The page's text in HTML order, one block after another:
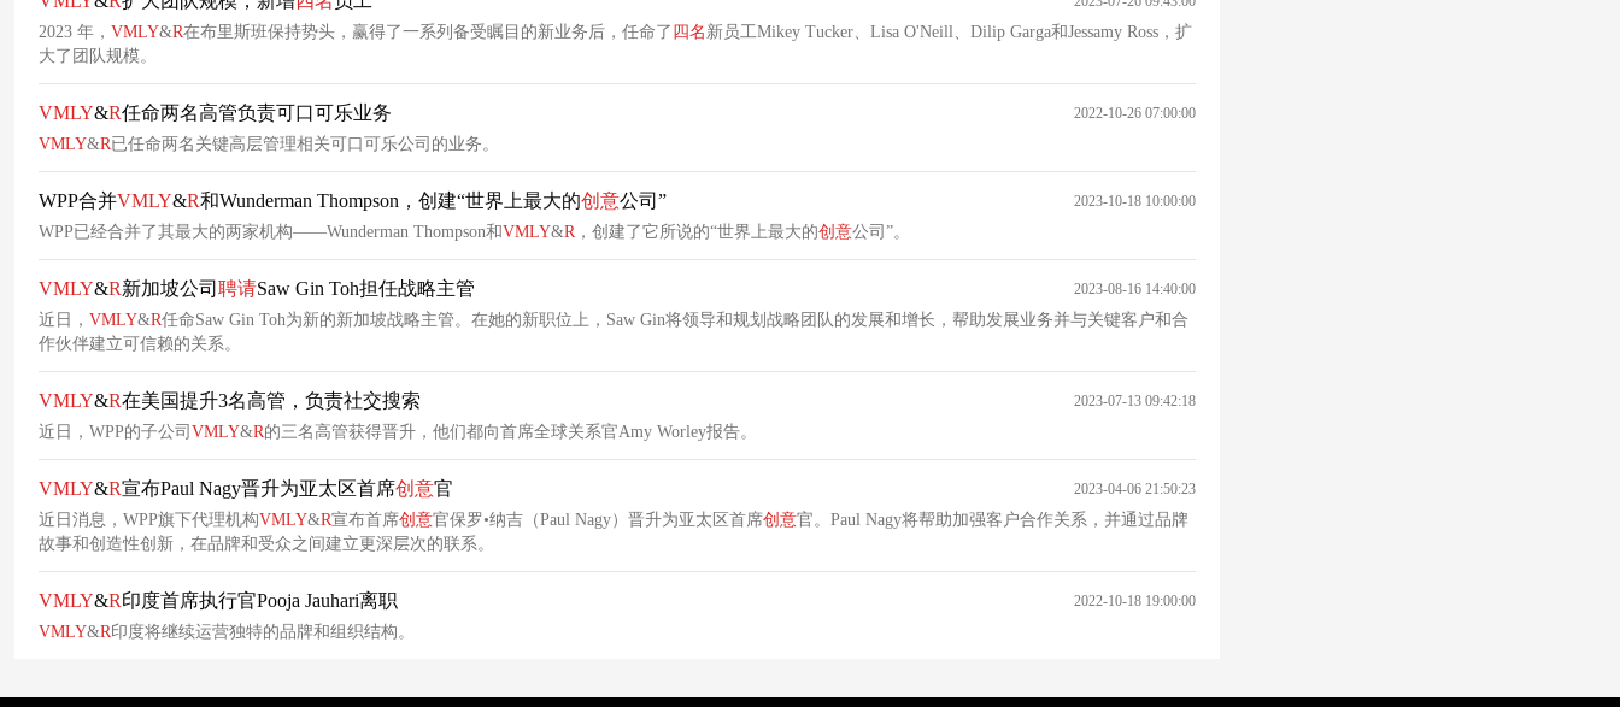
2023 年， VMLY&R在布里斯班保持势头，赢得了一系列备受瞩目的新业务后，任命了 四名 新员工Mikey Tucker、Lisa O'Neill、Dilip Garga和Jessamy Ross，扩
大了团队规模。
VMLY&R任命两名高管负责可口可乐业务 2022-10-26 07:00:00
VMLY&R已任命两名关键高层管理相关可口可乐公司的业务。
WPP合并VMLY&R和Wunderman Thompson，创建“世界上最大的创意公司” 2023-10-18 10:00:00
WPP已经合并了其最大的两家机构——Wunderman Thompson和VMLY&R ，创建了它所说的“世界上最大的创意公司”。
VMLY&R新加坡公司 聘请Saw Gin Toh担任战略主管 2023-08-16 14:40:00
近日， VMLY&R任命Saw Gin Toh为新的新加坡战略主管。在她的新职位上，Saw Gin将领导和规划战略团队的发展和增长，帮助发展业务并与关键客户和合
作伙伴建立可信赖的关系。
VMLY&R在美国提升3名高管，负责社交搜索 2023-07-13 09:42:18
近日，WPP的子公司 VMLY&R的三名高管获得晋升，他们都向首席全球关系官Amy Worley报告。
VMLY&R宣布Paul Nagy晋升为亚太区首席创意官 2023-04-06 21:50:23
近日消息，WPP旗下代理机构VMLY&R宣布首席创意官保罗•纳吉（Paul Nagy）晋升为亚太区首席创意官。Paul Nagy将帮助加强客户合作关系，并通过品牌
故事和创造性创新，在品牌和受众之间建立更深层次的联系。
VMLY&R印度首席执行官Pooja Jauhari离职 2022-10-18 19:00:00
VMLY&R印度将继续运营独特的品牌和组织结构。